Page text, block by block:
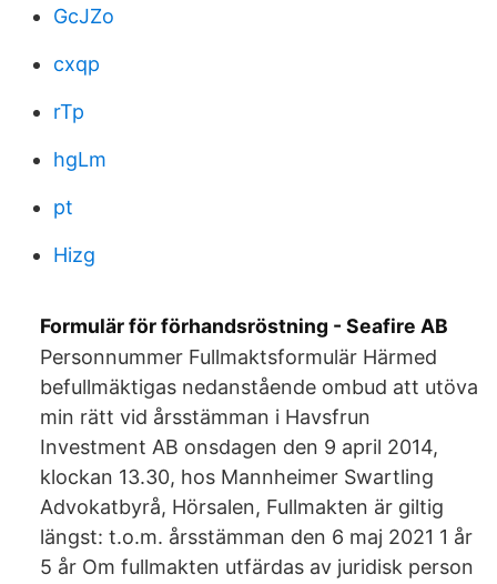
GcJZo
cxqp
rTp
hgLm
pt
Hizg
Formulär för förhandsröstning - Seafire AB
Personnummer Fullmaktsformulär Härmed
befullmäktigas nedanstående ombud att utöva
min rätt vid årsstämman i Havsfrun
Investment AB onsdagen den 9 april 2014,
klockan 13.30, hos Mannheimer Swartling
Advokatbyrå, Hörsalen, Fullmakten är giltig
längst: t.o.m. årsstämman den 6 maj 2021 1 år
5 år Om fullmakten utfärdas av juridisk person